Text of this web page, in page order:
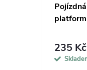
235 Kč